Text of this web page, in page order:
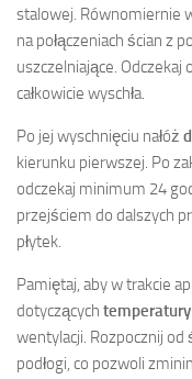
stalowej. Równomiernie
na połączeniach ścian z
uszczelniające.
całkowicie wyschła.
Po jej wyschnięciu nałóż
kierunku pierwszej. Po
odczekaj minimum 24
przejściem do dalszych
płytek.
Pamiętaj, aby w trakcie
dotyczących temperatury
wentylacji. Rozpocznij od
podłogi, co pozwoli